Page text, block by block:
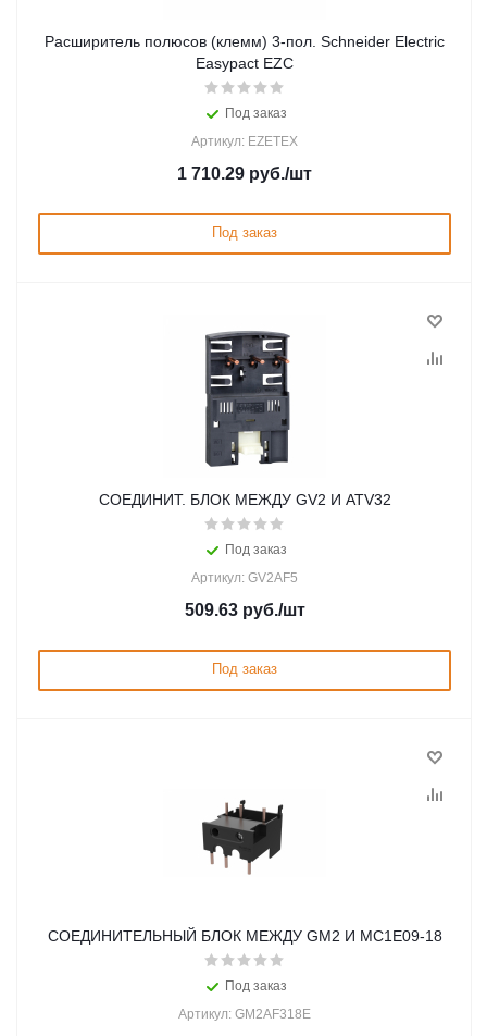
Расширитель полюсов (клемм) 3-пол. Schneider Electric
Easypact EZC
Под заказ
Артикул: EZETEX
1 710.29 руб./шт
Под заказ
СОЕДИНИТ. БЛОК МЕЖДУ GV2 И ATV32
Под заказ
Артикул: GV2AF5
509.63руб./шт
Под заказ
СОЕДИНИТЕЛЬНЫЙ БЛОК МЕЖДУ GM2 И MC1E09-18
Под заказ
Артикул: GM2AF318E